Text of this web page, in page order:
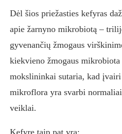
Dėl šios priežasties kefyras
apie žarnyno mikrobiotą –
gyvenančių žmogaus
kiekvieno žmogaus
mokslininkai sutaria, kad įvairi
mikroflora yra svarbi
veiklai.